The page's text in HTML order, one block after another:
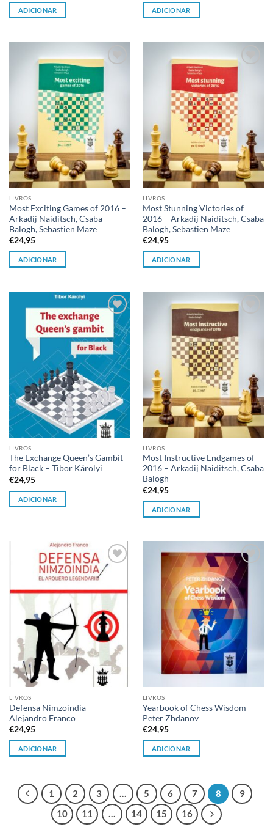
ADICIONAR ADICIONAR
desejos
LIVROS
Most Exciting Games of 2016 –
Arkadij Naiditsch, Csaba
Balogh, Sebastien Maze
€24,95
ADICIONAR
desejos
LIVROS
Most Stunning Victories of
2016 – Arkadij Naiditsch, Csaba
Balogh, Sebastien Maze
€24,95
ADICIONAR
Adicionar
à lista de
desejos
LIVROS
The Exchange Queen’s Gambit
for Black – Tibor Károlyi
€24,95
ADICIONAR
Adicionar
desejos
LIVROS
Most Instructive Endgames of
2016 – Arkadij Naiditsch, Csaba
Balogh
€24,95
ADICIONAR
Adicionar
à lista de
desejos
LIVROS
Defensa Nimzoindia –
Alejandro Franco
€24,95
ADICIONAR
Adicionar
à lista de
desejos
LIVROS
Yearbook of Chess Wisdom –
Peter Zhdanov
€24,95
ADICIONAR
1 2 3 … 5 6 7 8
9
10
11 … 14 15 16